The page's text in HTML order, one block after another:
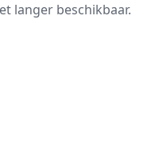
langer beschikbaar.